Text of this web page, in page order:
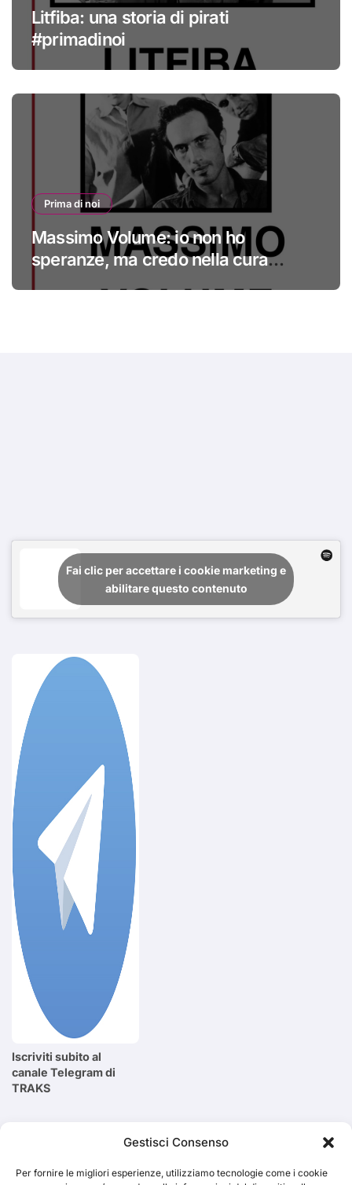
Gestisci Consenso
Per fornire le migliori esperienze, utilizziamo tecnologie come i cookie
Litfiba: una storia di pirati
#primadinoi
Prima di noi
Massimo Volume: io non ho
speranze, ma credo nella cura
Fai clic per accettare i cookie marketing e
abilitare questo contenuto
Iscriviti subito al
canale Telegram di
TRAKS
Cerca